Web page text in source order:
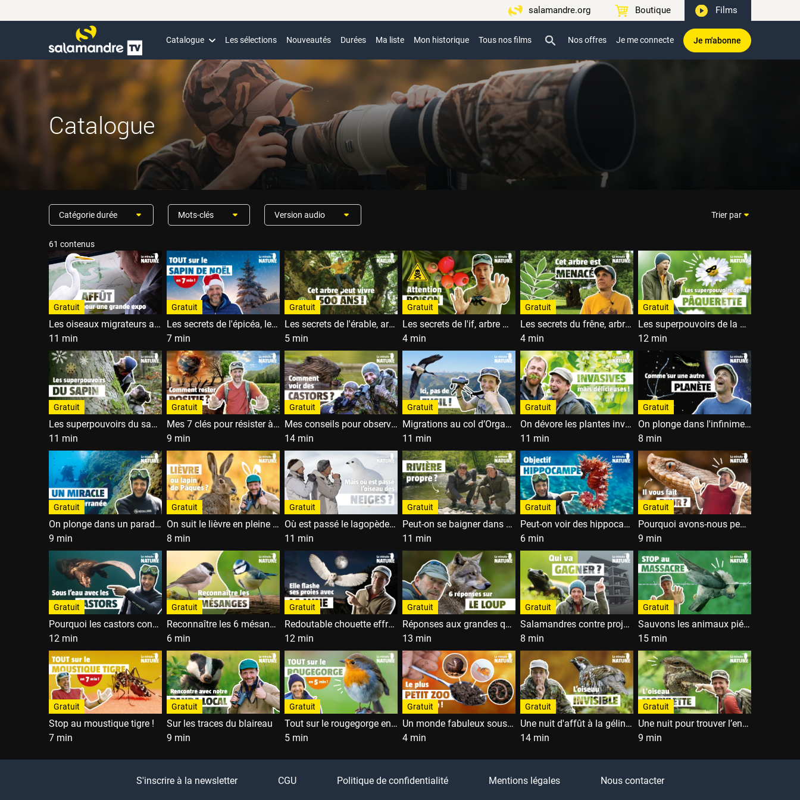
salamandre.org Boutique Films
Catalogue Les sélections Nouveautés Durées Ma liste Mon historique Tous nos films Nos offres Je me connecte Je m'abonne
Catalogue
Catégorie durée Mots-clés Version audio Trier par
61 contenus
Gratuit
Les oiseaux migrateurs avec le peintre Nick Derry
11 min
Gratuit
Les secrets de l'épicéa, le vrai sapin de Noël
7 min
Gratuit
Les secrets de l'érable, arbre de l'amour
5 min
Gratuit
Les secrets de l'if, arbre mortel immortel
4 min
Gratuit
Les secrets du frêne, arbre cosmique
4 min
Gratuit
Les superpouvoirs de la pâquerette
12 min
Gratuit
Les superpouvoirs du sapin blanc
11 min
Gratuit
Mes 7 clés pour résister à l'éco-anxiété
9 min
Gratuit
Mes conseils pour observer des castors avec @laviepartout
14 min
Gratuit
Migrations au col d’Organbidexka
11 min
Gratuit
On dévore les plantes invasives avec ‪@lechemindelanature-lachaine‬ !
11 min
Gratuit
On plonge dans l'infiniment proche !
8 min
Gratuit
On plonge dans un paradis au large de Marseille
9 min
Gratuit
On suit le lièvre en pleine nuit !
8 min
Gratuit
Où est passé le lagopède alpin ?
11 min
Gratuit
Peut-on se baigner dans cette rivière ?
11 min
Gratuit
Peut-on voir des hippocampes en Méditerranée?
6 min
Gratuit
Pourquoi avons-nous peur des serpents ?
9 min
Gratuit
Pourquoi les castors construisent des barrages ?
12 min
Gratuit
Reconnaître les 6 mésanges à coup sûr... et aussi les fausses mésanges
6 min
Gratuit
Redoutable chouette effraie
12 min
Gratuit
Réponses aux grandes questions sur le loup avec Jean-Michel Bertrand.
13 min
Gratuit
Salamandres contre projet immobilier
8 min
Gratuit
Sauvons les animaux piégés !
15 min
Gratuit
Stop au moustique tigre !
7 min
Gratuit
Sur les traces du blaireau
9 min
Gratuit
Tout sur le rougegorge en 5 minutes
5 min
Gratuit
Un monde fabuleux sous nos pieds !
4 min
Gratuit
Une nuit d'affût à la gélinotte des bois
14 min
Gratuit
Une nuit pour trouver l’engoulevent
9 min
S'inscrire à la newsletter CGU Politique de confidentialité Mentions légales Nous contacter